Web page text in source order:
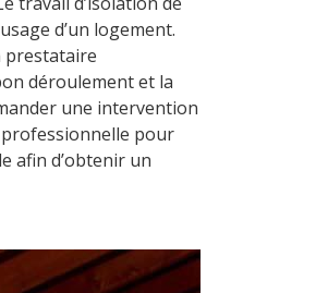
d’un logement.
prestataire
déroulement et la
une intervention
professionnelle pour
afin d’obtenir un